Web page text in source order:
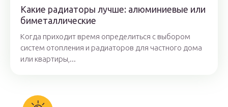
Какие радиаторы лучше: алюминиевые или
биметаллические
Когда приходит время определиться с выбором
систем отопления и радиаторов для частного дома
или квартиры,...